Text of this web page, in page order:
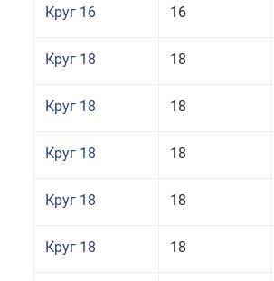
Круг 16 16
Круг 18 18
Круг 18 18
Круг 18 18
Круг 18 18
Круг 18 18